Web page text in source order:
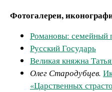
Фотогалереи,
Романовы: семейный
Русский Государь
Великая княжна
Олег Стародубцев.
«Царственных